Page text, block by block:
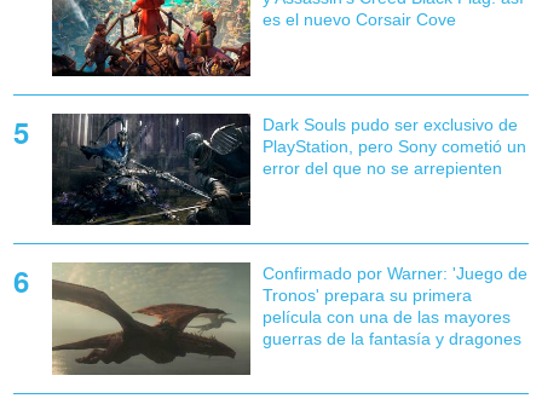
es el nuevo Corsair Cove
Dark Souls pudo ser exclusivo de
PlayStation, pero Sony cometió un
error del que no se arrepienten
Confirmado por Warner: 'Juego de
Tronos' prepara su primera
película con una de las mayores
guerras de la fantasía y dragones